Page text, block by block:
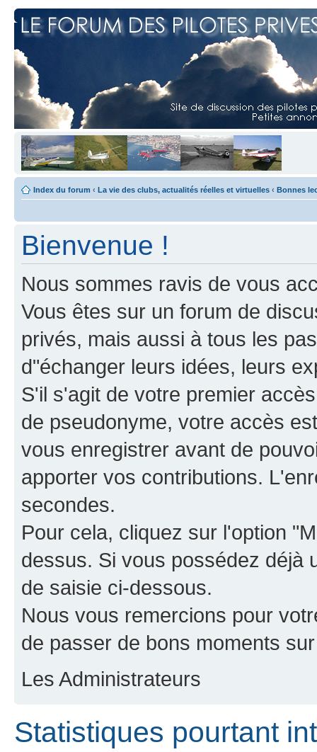
Index du forum ‹ La vie des clubs, actualités réelles et virtuelles ‹ Bonnes
Bienvenue !
Nous sommes ravis de vous
Vous êtes sur un forum de
privés, mais aussi à tous les
d"échanger leurs idées, leurs
S'il s'agit de votre premier
de pseudonyme, votre accès
vous enregistrer avant de
apporter vos contributions.
secondes.
Pour cela, cliquez sur l'option
dessus. Si vous possédez déjà
de saisie ci-dessous.
Nous vous remercions pour
de passer de bons moments
Les Administrateurs
Statistiques pourtant